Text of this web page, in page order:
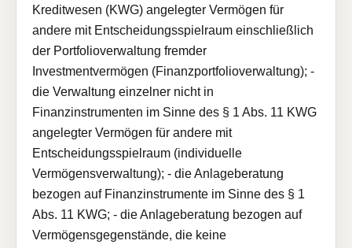
Kreditwesen (KWG) angelegter Vermögen für
andere mit Entscheidungsspielraum einschließlich
der Portfolioverwaltung fremder
Investmentvermögen (Finanzportfolioverwaltung); -
die Verwaltung einzelner nicht in
Finanzinstrumenten im Sinne des § 1 Abs. 11 KWG
angelegter Vermögen für andere mit
Entscheidungsspielraum (individuelle
Vermögensverwaltung); - die Anlageberatung
bezogen auf Finanzinstrumente im Sinne des § 1
Abs. 11 KWG; - die Anlageberatung bezogen auf
Vermögensgegenstände, die keine